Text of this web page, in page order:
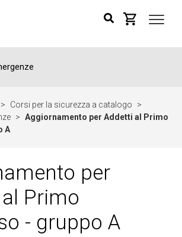
> Corsi per la sicurezza a catalogo
>
> Aggiornamento per Addetti al Primo
A
per
Primo
- gruppo A